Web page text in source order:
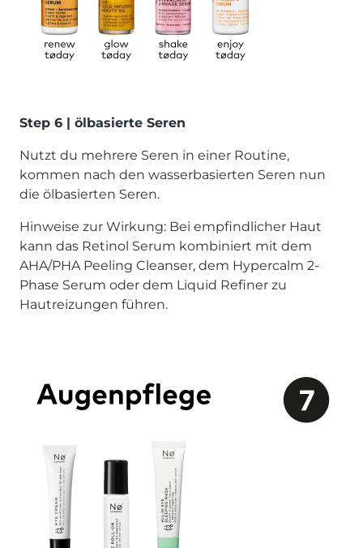
Step 6 | ölbasierte Seren
Nutzt du mehrere Seren in einer Routine,
kommen nach den wasserbasierten Seren nun
die ölbasierten Seren.
Hinweise zur Wirkung: Bei empfindlicher Haut
kann das Retinol Serum kombiniert mit dem
AHA/PHA Peeling Cleanser, dem Hypercalm 2-
Phase Serum oder dem Liquid Refiner zu
Hautreizungen führen.